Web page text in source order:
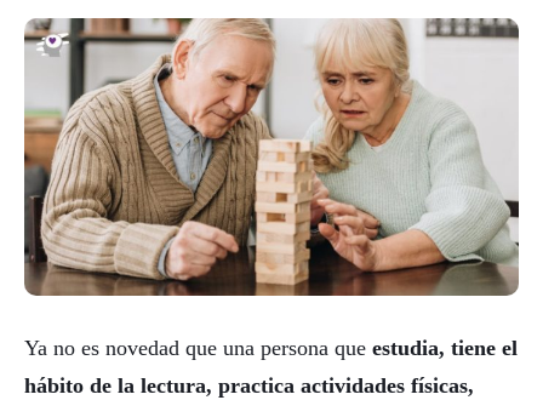
Ya no es novedad que una persona que estudia, tiene el
hábito de la lectura, practica actividades físicas,